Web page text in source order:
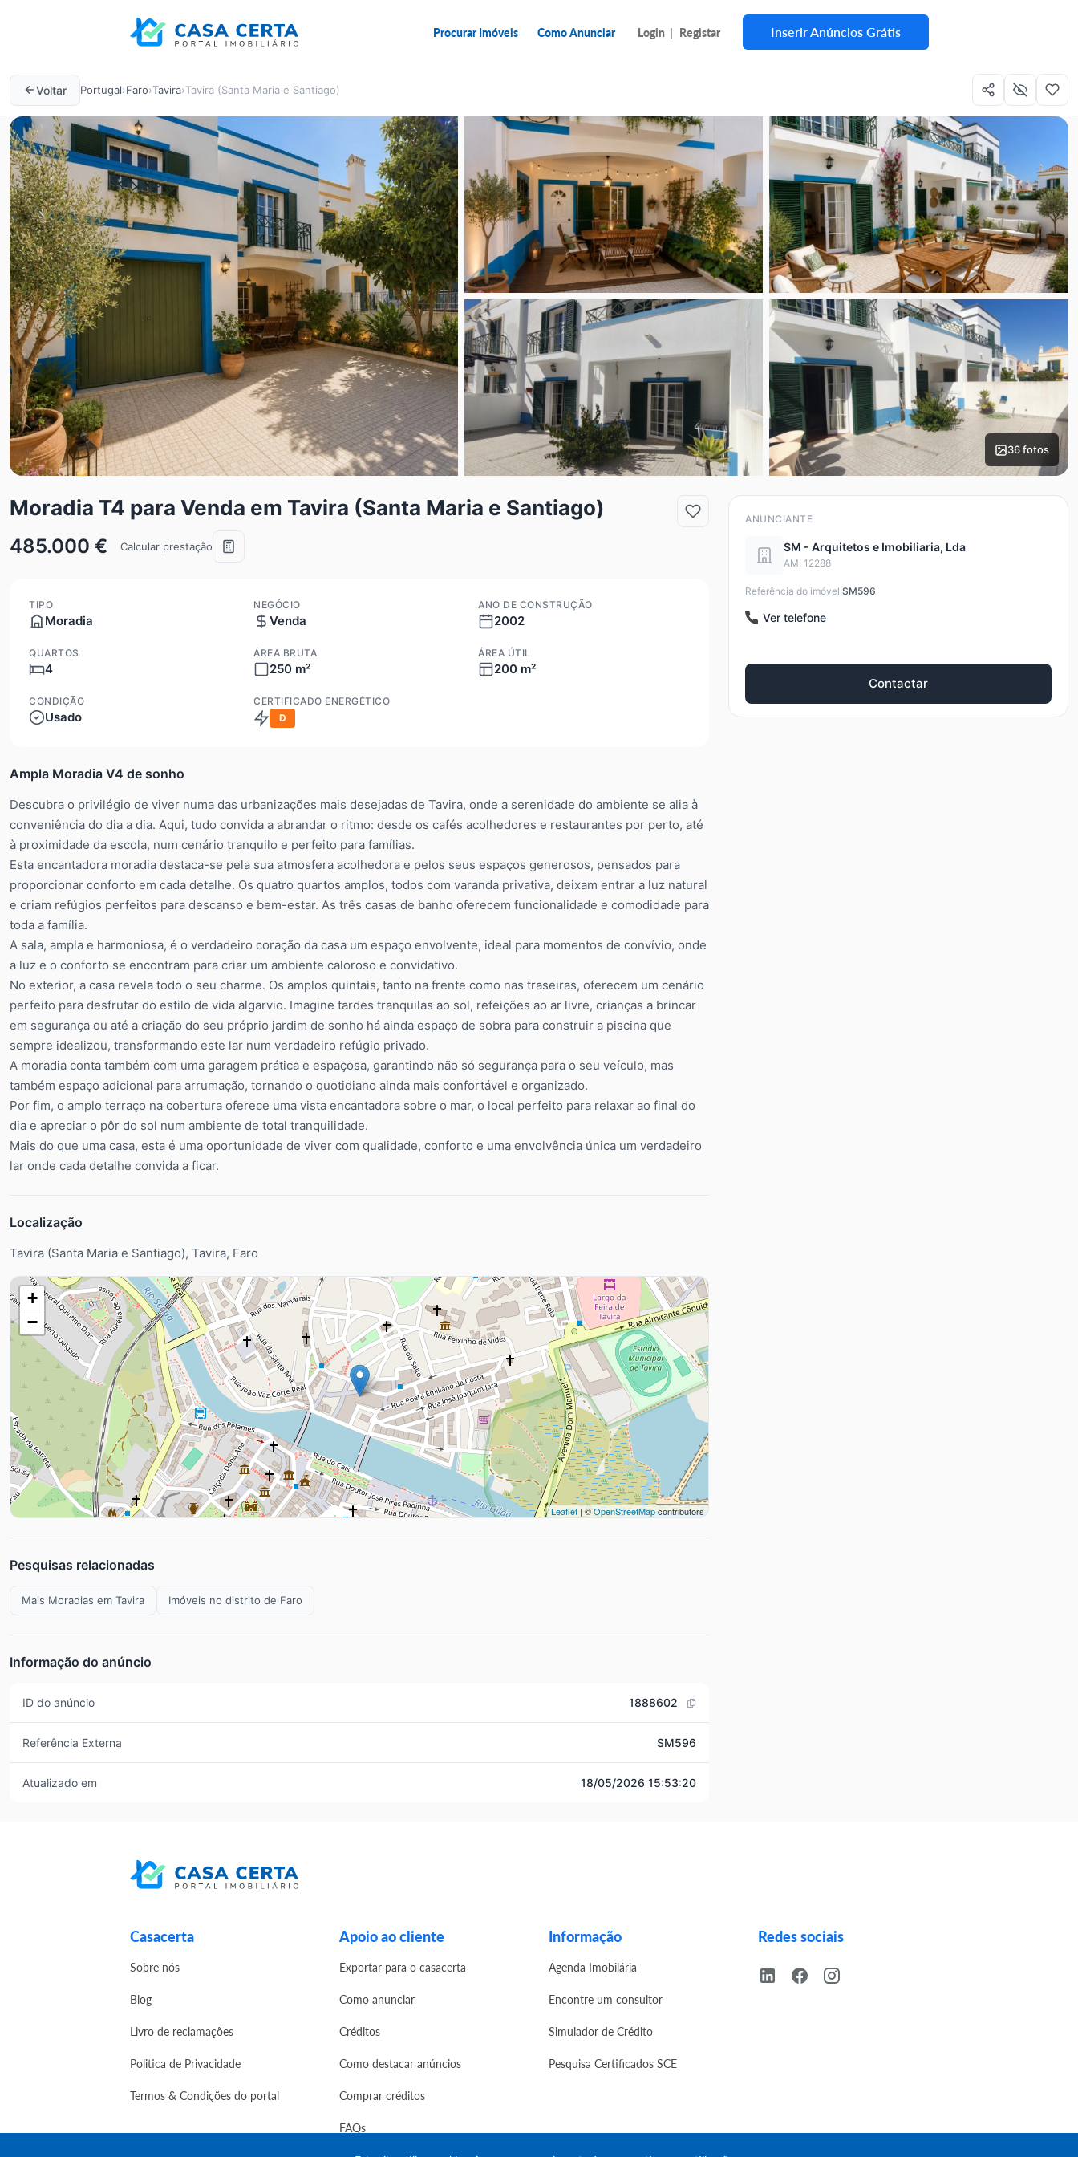
Procurar Imóveis Como Anunciar Login | Registar Inserir Anúncios Grátis
Voltar Portugal›Faro›Tavira›Tavira (Santa Maria e Santiago)
36 fotos
Moradia T4 para Venda em Tavira (Santa Maria e Santiago)
485.000 € Calcular prestação
TIPO
Moradia
NEGÓCIO
Venda
ANO DE CONSTRUÇÃO
2002
QUARTOS
4
ÁREA BRUTA
250 m²
ÁREA ÚTIL
200 m²
CONDIÇÃO
Usado
CERTIFICADO ENERGÉTICO
D
Ampla Moradia V4 de sonho
Descubra o privilégio de viver numa das urbanizações mais desejadas de Tavira, onde a serenidade do ambiente se alia à
conveniência do dia a dia. Aqui, tudo convida a abrandar o ritmo: desde os cafés acolhedores e restaurantes por perto, até
à proximidade da escola, num cenário tranquilo e perfeito para famílias.
Esta encantadora moradia destaca-se pela sua atmosfera acolhedora e pelos seus espaços generosos, pensados para
proporcionar conforto em cada detalhe. Os quatro quartos amplos, todos com varanda privativa, deixam entrar a luz natural
e criam refúgios perfeitos para descanso e bem-estar. As três casas de banho oferecem funcionalidade e comodidade para
toda a família.
A sala, ampla e harmoniosa, é o verdadeiro coração da casa um espaço envolvente, ideal para momentos de convívio, onde
a luz e o conforto se encontram para criar um ambiente caloroso e convidativo.
No exterior, a casa revela todo o seu charme. Os amplos quintais, tanto na frente como nas traseiras, oferecem um cenário
perfeito para desfrutar do estilo de vida algarvio. Imagine tardes tranquilas ao sol, refeições ao ar livre, crianças a brincar
em segurança ou até a criação do seu próprio jardim de sonho há ainda espaço de sobra para construir a piscina que
sempre idealizou, transformando este lar num verdadeiro refúgio privado.
A moradia conta também com uma garagem prática e espaçosa, garantindo não só segurança para o seu veículo, mas
também espaço adicional para arrumação, tornando o quotidiano ainda mais confortável e organizado.
Por fim, o amplo terraço na cobertura oferece uma vista encantadora sobre o mar, o local perfeito para relaxar ao final do
dia e apreciar o pôr do sol num ambiente de total tranquilidade.
Mais do que uma casa, esta é uma oportunidade de viver com qualidade, conforto e uma envolvência única um verdadeiro
lar onde cada detalhe convida a ficar.
Localização
Tavira (Santa Maria e Santiago), Tavira, Faro
+
−
Leaflet| ©OpenStreetMapcontributors
Pesquisas relacionadas
Mais Moradias em Tavira Imóveis no distrito de Faro
Informação do anúncio
ID do anúncio 1888602
Referência Externa SM596
Atualizado em 18/05/2026 15:53:20
ANUNCIANTE
SM - Arquitetos e Imobiliaria, Lda
AMI 12288
Referência do imóvel:SM596
Ver telefone
Contactar
Casacerta
Sobre nós
Blog
Livro de reclamações
Politica de Privacidade
Termos & Condições do portal
Apoio ao cliente
Exportar para o casacerta
Como anunciar
Créditos
Como destacar anúncios
Comprar créditos
FAQs
Informação
Agenda Imobilária
Encontre um consultor
Simulador de Crédito
Pesquisa Certificados SCE
Redes sociais